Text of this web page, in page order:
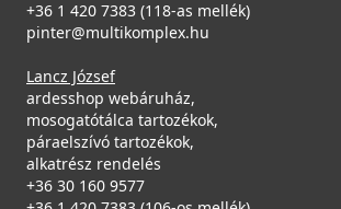
+36 1 420 7383 (118-as mellék)
pinter@multikomplex.hu
Lancz József
ardesshop webáruház,
mosogatótálca tartozékok,
páraelszívó tartozékok,
alkatrész rendelés
+36 30 160 9577